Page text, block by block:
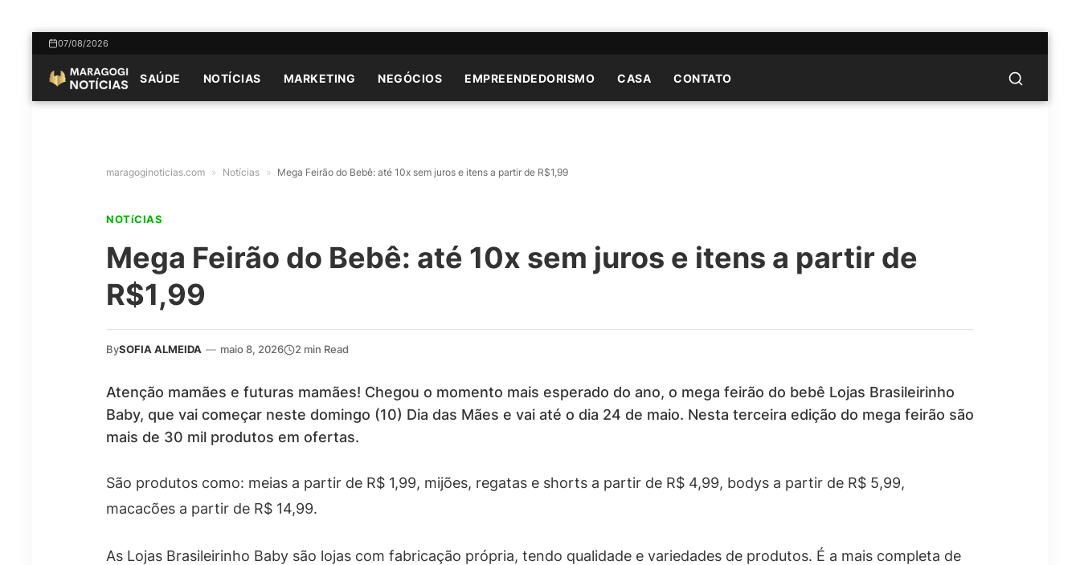
07/08/2026
SAÚDE NOTÍCIAS MARKETING NEGÓCIOS EMPREENDEDORISMO CASA CONTATO
maragoginoticias.com » Notícias » Mega Feirão do Bebê: até 10x sem juros e itens a partir de R$1,99
NOTíCIAS
Mega Feirão do Bebê: até 10x sem juros e itens a partir de
R$1,99
BySOFIA ALMEIDA — maio 8, 2026 2 min Read
Atenção mamães e futuras mamães! Chegou o momento mais esperado do ano, o mega feirão do bebê Lojas Brasileirinho
Baby, que vai começar neste domingo (10) Dia das Mães e vai até o dia 24 de maio. Nesta terceira edição do mega feirão são
mais de 30 mil produtos em ofertas.
São produtos como: meias a partir de R$ 1,99, mijões, regatas e shorts a partir de R$ 4,99, bodys a partir de R$ 5,99,
macacões a partir de R$ 14,99.
As Lojas Brasileirinho Baby são lojas com fabricação própria, tendo qualidade e variedades de produtos. É a mais completa de